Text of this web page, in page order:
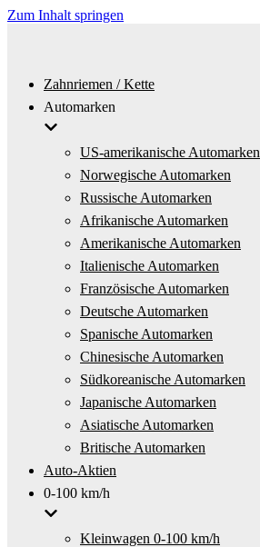
Zum Inhalt springen
Zahnriemen / Kette
Automarken
US-amerikanische Automarken
Norwegische Automarken
Russische Automarken
Afrikanische Automarken
Amerikanische Automarken
Italienische Automarken
Französische Automarken
Deutsche Automarken
Spanische Automarken
Chinesische Automarken
Südkoreanische Automarken
Japanische Automarken
Asiatische Automarken
Britische Automarken
Auto-Aktien
0-100 km/h
Kleinwagen 0-100 km/h